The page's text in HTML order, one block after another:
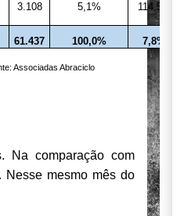
3.108 5,1% 114,5%
61.437 100,0% 7,8%
Associadas Abraciclo
Na comparação com
Nesse mesmo mês do